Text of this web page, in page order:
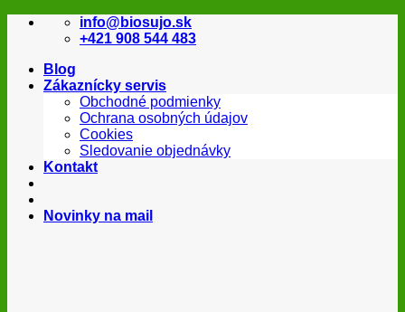
Skip
info@biosujo.sk
+421 908 544 483
Blog
Zákaznícky servis
Obchodné podmienky
Ochrana osobných údajov
Cookies
Sledovanie objednávky
Kontakt
Novinky na mail